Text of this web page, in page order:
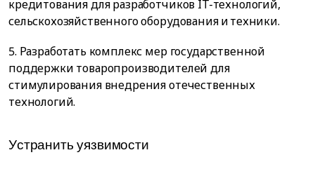
кредитования для разработчиков IT-технологий,
сельскохозяйственного оборудования и техники.
5. Разработать комплекс мер государственной
поддержки товаропроизводителей для
стимулирования внедрения отечественных
технологий.
Уcтpaнить yязвимocти